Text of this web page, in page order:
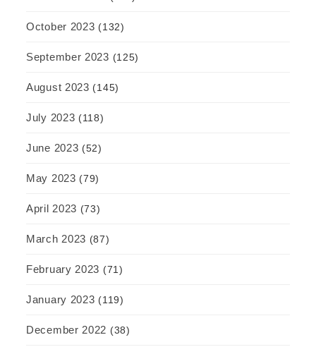
October 2023 (132)
September 2023 (125)
August 2023 (145)
July 2023 (118)
June 2023 (52)
May 2023 (79)
April 2023 (73)
March 2023 (87)
February 2023 (71)
January 2023 (119)
December 2022 (38)